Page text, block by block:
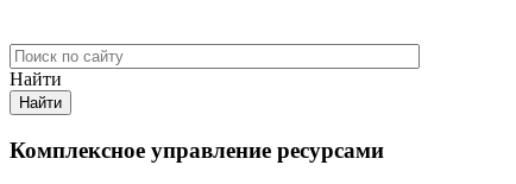
Найти
Комплексное управление ресурсами